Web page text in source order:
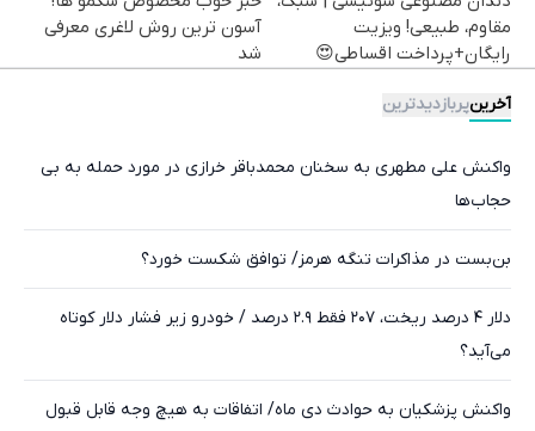
مقاوم، طبیعی! ویزیت
رایگان+پرداخت اقساطی😍
آسون ترین روش لاغری معرفی
شد
آخرینپربازدیدترین
واکنش علی مطهری به سخنان محمدباقر خرازی در مورد حمله به بی
حجاب‌ها
بن‌بست در مذاکرات تنگه هرمز/ توافق شکست خورد؟
دلار ۴ درصد ریخت، ۲۰۷ فقط ۲.۹ درصد / خودرو زیر فشار دلار کوتاه
می‌آید؟
واکنش پزشکیان به حوادث دی ماه/ اتفاقات به هیچ وجه قابل قبول